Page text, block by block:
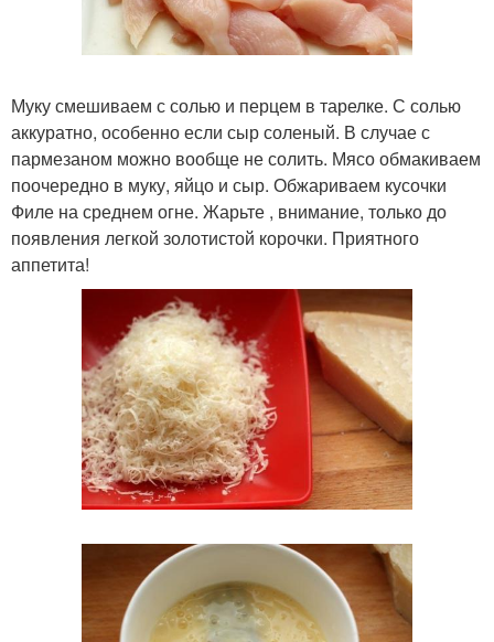
Муку смешиваем с солью и перцем в тарелке. С солью
аккуратно, особенно если сыр соленый. В случае с
пармезаном можно вообще не солить. Мясо обмакиваем
поочередно в муку, яйцо и сыр. Обжариваем кусочки
Филе на среднем огне. Жарьте , внимание, только до
появления легкой золотистой корочки. Приятного
аппетита!